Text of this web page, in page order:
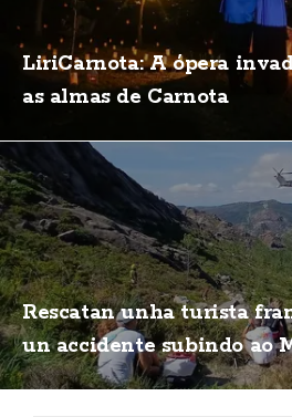
LiriCarnota: A ópera
as almas de Carnota
Rescatan unha turista
un accidente subindo ao